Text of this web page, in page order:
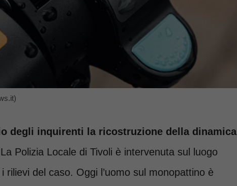
degli inquirenti la ricostruzione della dinamica
La Polizia Locale di Tivoli è intervenuta sul luogo
rilievi del caso. Oggi l’uomo sul monopattino è